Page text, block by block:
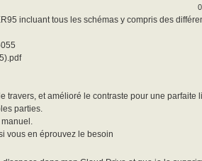
incluant tous les schémas y compris des
travers, et amélioré le contraste pour une parfaite
parties.
vous en éprouvez le besoin